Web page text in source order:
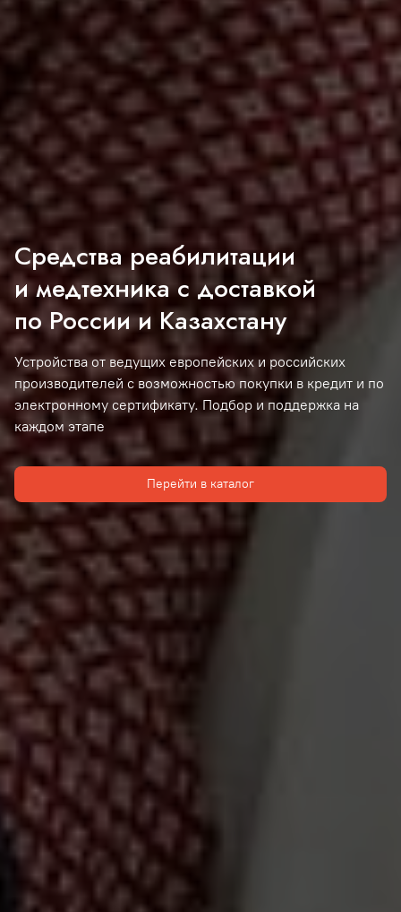
Средства реабилитации
и медтехника с доставкой
по России и Казахстану
Устройства от ведущих европейских и российских
производителей с возможностью покупки в кредит и по
электронному сертификату. Подбор и поддержка на
каждом этапе
Перейти в каталог